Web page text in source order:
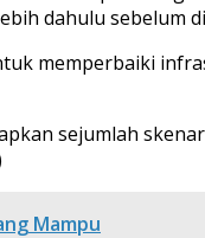
dahulu sebelum
memperbaiki
sejumlah
Mampu